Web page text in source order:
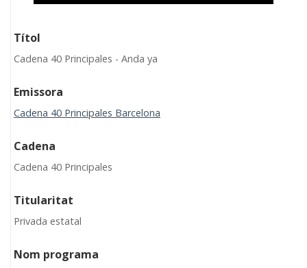
Títol
Cadena 40 Principales - Anda ya
Emissora
Cadena 40 Principales Barcelona
Cadena
Cadena 40 Principales
Titularitat
Privada estatal
Nom programa